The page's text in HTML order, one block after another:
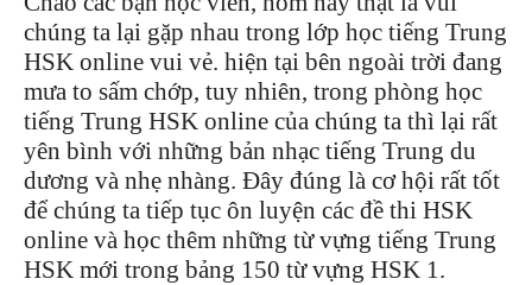
chúng ta lại gặp nhau trong lớp học tiếng Trung
HSK online vui vẻ. hiện tại bên ngoài trời đang
mưa to sấm chớp, tuy nhiên, trong phòng học
tiếng Trung HSK online của chúng ta thì lại rất
yên bình với những bản nhạc tiếng Trung du
dương và nhẹ nhàng. Đây đúng là cơ hội rất tốt
để chúng ta tiếp tục ôn luyện các đề thi HSK
online và học thêm những từ vựng tiếng Trung
HSK mới trong bảng 150 từ vựng HSK 1.